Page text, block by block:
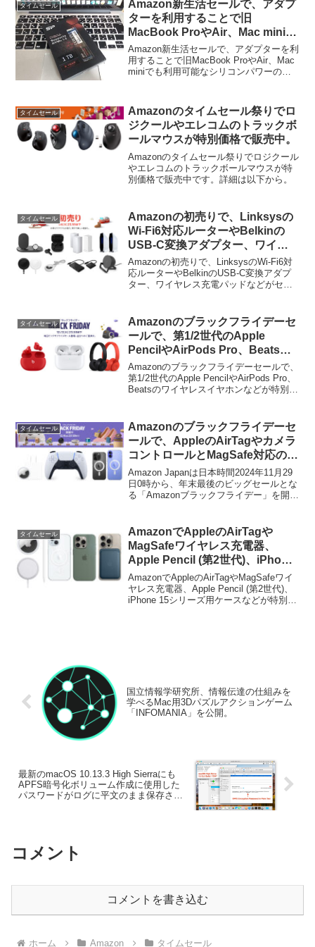
タイムセール
Amazon新生活セールで、アダプ
ターを利用することで旧
MacBook ProやAir、Mac miniで
も利用可能なシリコンパワーの
NVMe SSDが特選タイムセール
中。
Amazon新生活セールで、アダプターを利
用することで旧MacBook ProやAir、Mac
miniでも利用可能なシリコンパワーの
タイムセール
Amazonのタイムセール祭りでロ
ジクールやエレコムのトラックボ
ールマウスが特別価格で販売中。
Amazonのタイムセール祭りでロジクール
やエレコムのトラックボールマウスが特
別価格で販売中です。詳細は以下から。
タイムセール
Amazonの初売りで、Linksysの
Wi-Fi6対応ルーターやBelkinの
USB-C変換アダプター、ワイヤ
レス充電パッドなどがセール中。
Amazonの初売りで、LinksysのWi-Fi6対
応ルーターやBelkinのUSB-C変換アダプ
ター、ワイヤレス充電パッドなどがセー
タイムセール
Amazonのブラックフライデーセ
ールで、第1/2世代のApple
PencilやAirPods Pro、Beatsの
ワイヤレスイヤホンなどが特別価
格で販売中。
Amazonのブラックフライデーセールで、
第1/2世代のApple PencilやAirPods Pro、
Beatsのワイヤレスイヤホンなどが特別価
タイムセール
Amazonのブラックフライデーセ
ールで、AppleのAirTagやカメラ
コントロールとMagSafe対応の
iPhone 16 Pro用ケース、
DualSenseワイヤレスコントロー
ラーなどが特別価格で販売中。
Amazon Japanは日本時間2024年11月29
日0時から、年末最後のビッグセールとな
る「Amazonブラックフライデー」を開催
USB-C電源アダプタ、SonyのDualSense
ワイヤレスコントローラーが追加セール
となっています。
タイムセール
AmazonでAppleのAirTagや
MagSafeワイヤレス充電器、
Apple Pencil (第2世代)、iPhone
15シリーズ用ケースなどが特別価
格で販売中。
AmazonでAppleのAirTagやMagSafeワイ
ヤレス充電器、Apple Pencil (第2世代)、
iPhone 15シリーズ用ケースなどが特別価
国立情報学研究所、情報伝達の仕組みを
学べるMac用3Dパズルアクションゲーム
「INFOMANIA」を公開。
最新のmacOS 10.13.3 High Sierraにも
APFS暗号化ボリューム作成に使用した
パスワードがログに平文のまま保存され
コメント
コメントを書き込む
ホーム Amazon タイムセール